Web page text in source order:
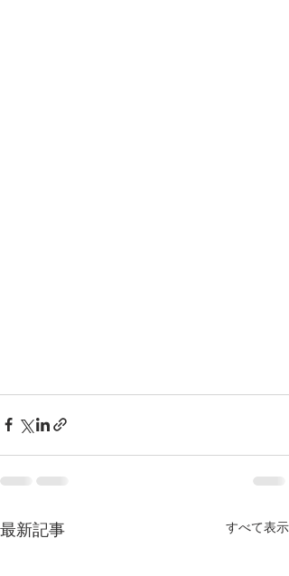
最新記事 すべて表示